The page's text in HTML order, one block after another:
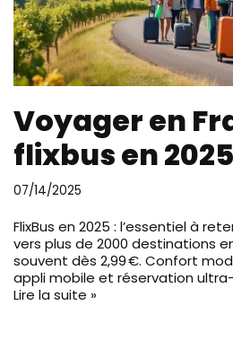
Voyager en
flixbus en 2025
07/14/2025
FlixBus en 2025 : l’essentiel à
vers plus de 2000 destinations
souvent dès 2,99 €. Confort
appli mobile et réservation ultra-
Lire la suite »